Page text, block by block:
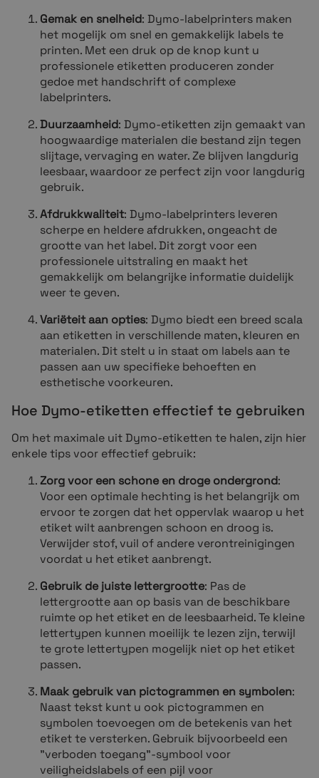
Gemak en snelheid: Dymo-labelprinters maken
het mogelijk om snel en gemakkelijk labels te
printen. Met een druk op de knop kunt u
professionele etiketten produceren zonder
gedoe met handschrift of complexe
labelprinters.
Duurzaamheid: Dymo-etiketten zijn gemaakt van
hoogwaardige materialen die bestand zijn tegen
slijtage, vervaging en water. Ze blijven langdurig
leesbaar, waardoor ze perfect zijn voor langdurig
gebruik.
Afdrukkwaliteit: Dymo-labelprinters leveren
scherpe en heldere afdrukken, ongeacht de
grootte van het label. Dit zorgt voor een
professionele uitstraling en maakt het
gemakkelijk om belangrijke informatie duidelijk
weer te geven.
Variëteit aan opties: Dymo biedt een breed scala
aan etiketten in verschillende maten, kleuren en
materialen. Dit stelt u in staat om labels aan te
passen aan uw specifieke behoeften en
esthetische voorkeuren.
Hoe Dymo-etiketten effectief te gebruiken
Om het maximale uit Dymo-etiketten te halen, zijn hier
enkele tips voor effectief gebruik:
Zorg voor een schone en droge ondergrond:
Voor een optimale hechting is het belangrijk om
ervoor te zorgen dat het oppervlak waarop u het
etiket wilt aanbrengen schoon en droog is.
Verwijder stof, vuil of andere verontreinigingen
voordat u het etiket aanbrengt.
Gebruik de juiste lettergrootte: Pas de
lettergrootte aan op basis van de beschikbare
ruimte op het etiket en de leesbaarheid. Te kleine
lettertypen kunnen moeilijk te lezen zijn, terwijl
te grote lettertypen mogelijk niet op het etiket
passen.
Maak gebruik van pictogrammen en symbolen:
Naast tekst kunt u ook pictogrammen en
symbolen toevoegen om de betekenis van het
etiket te versterken. Gebruik bijvoorbeeld een
"verboden toegang"-symbool voor
veiligheidslabels of een pijl voor